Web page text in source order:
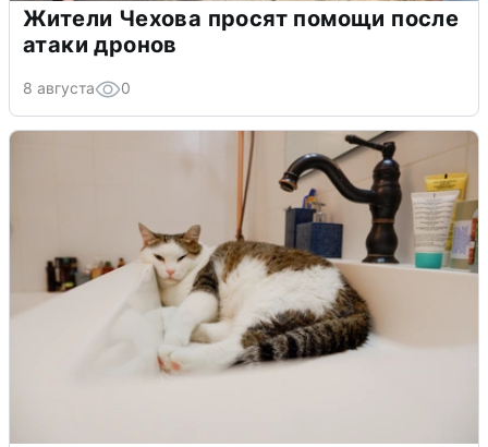
Жители Чехова просят помощи после
атаки дронов
8 августа 0